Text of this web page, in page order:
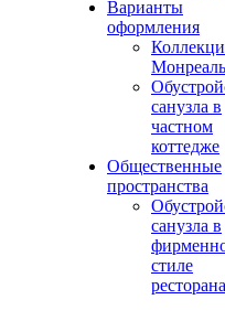
Варианты
оформления
Монреаль
санузла в
частном
коттедже
Общественные
пространства
санузла в
стиле
ресторана